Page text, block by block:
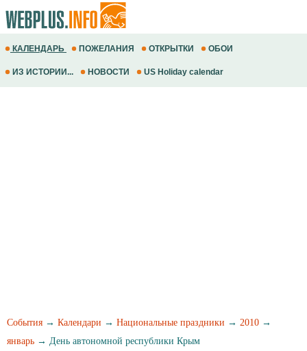
КАЛЕНДАРЬ ПОЖЕЛАНИЯ ОТКРЫТКИ ОБОИ
ИЗ ИСТОРИИ... НОВОСТИ US Holiday calendar
События → Календари → Национальные праздники → 2010 →
январь → День автономной республики Крым